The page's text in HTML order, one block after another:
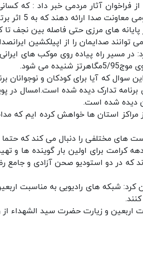
دهند که به 5 اثر برتر کمک هزینه سفر مقدس مشهد داده می شود.
های مرزی حتی فاصله بین نجف تا
توانند صدایمان را از اپیلکشین
مسیر راه پیاده روی موکب های ایرانی
می شود.
سوال که آیا برای کودکان و
برنامه تدارک دیده شده است.امسال
دیده شده است.
مراکز استان ها خواهش کرده ایم که
های مختلفی را دنبال می کند که حتما
کرامت برای اولین بار گوینده ها و
در دو استودیو صحن آزادی و جامع
اربعین و زیارت حضرت سید الشهداء